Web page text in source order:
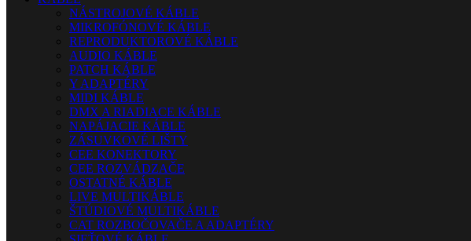
NÁSTROJOVÉ KÁBLE
MIKROFÓNOVÉ KÁBLE
REPRODUKTOROVÉ KÁBLE
AUDIO KÁBLE
PATCH KÁBLE
Y ADAPTÉRY
MIDI KÁBLE
DMX A RIADIACE KÁBLE
NAPÁJACIE KÁBLE
ZÁSUVKOVÉ LIŠTY
CEE KONEKTORY
CEE ROZVÁDZAČE
OSTATNÉ KÁBLE
LIVE MULTIKÁBLE
ŠTÚDIOVÉ MULTIKÁBLE
CAT ROZBOČOVAČE A ADAPTÉRY